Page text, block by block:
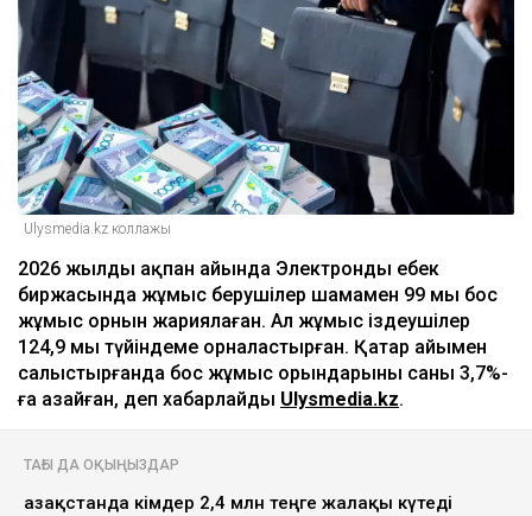
Ulysmedia.kz коллажы
2026 жылдың ақпан айында Электронды еңбек
биржасында жұмыс берушілер шамамен 99 мың бос
жұмыс орнын жариялаған. Ал жұмыс іздеушілер
124,9 мың түйіндеме орналастырған. Қаңтар айымен
салыстырғанда бос жұмыс орындарының саны 3,7%-
ға азайған, деп хабарлайды Ulysmedia.kz.
ТАҒЫ ДА ОҚЫҢЫЗДАР
Қазақстанда кімдер 2,4 млн теңге жалақы күтеді